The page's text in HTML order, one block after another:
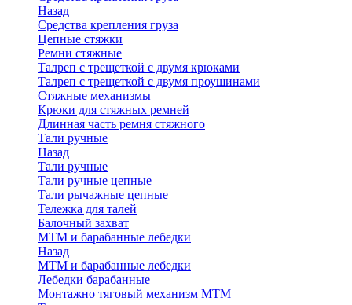
Назад
Средства крепления груза
Цепные стяжки
Ремни стяжные
Талреп с трещеткой с двумя крюками
Талреп с трещеткой с двумя проушинами
Стяжные механизмы
Крюки для стяжных ремней
Длинная часть ремня стяжного
Тали ручные
Назад
Тали ручные
Тали ручные цепные
Тали рычажные цепные
Тележка для талей
Балочный захват
МТМ и барабанные лебедки
Назад
МТМ и барабанные лебедки
Лебедки барабанные
Монтажно тяговый механизм МТМ